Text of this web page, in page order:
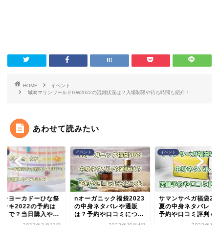
HOME
イベント
城崎マリンワールドGW2022の混雑状況は？入場制限や待ち時間も紹介！
あわせて読みたい
ーヨーカドーひな祭
ーキ2022の予約は
まで？当日購入や...
イベント
nオーガニック福袋2023
の中身ネタバレや通販
は？予約や口コミにつ...
イベント
サマンサベガ福袋
夏の中身ネタバレ！
予約や口コミ評判も